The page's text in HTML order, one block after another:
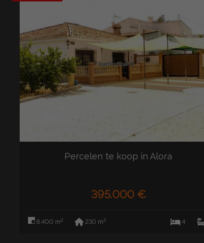
Percelen te koop in Álora
395.000 €
8.400 m2 230 m2 4